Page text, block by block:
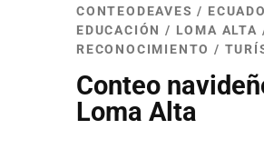
CONTEODEAVES /
EDUCACIÓN / LOMA ALTA
RECONOCIMIENTO /
Conteo
Loma Alta